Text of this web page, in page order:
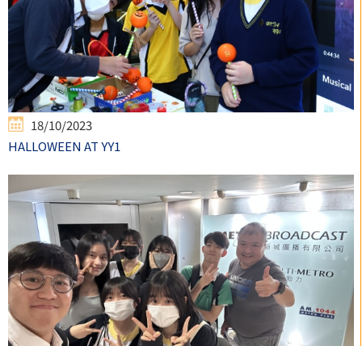
18/10/2023
HALLOWEEN AT YY1